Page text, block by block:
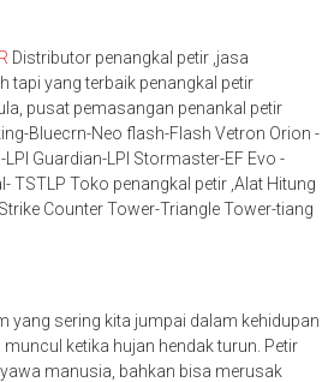
Distributor penangkal petir ,jasa
tapi yang terbaik penangkal petir
pusat pemasangan penankal petir
Bluecrn-Neo flash-Flash Vetron Orion -
Guardian-LPI Stormaster-EF Evo -
TSTLP Toko penangkal petir ,Alat Hitung
Counter Tower-Triangle Tower-tiang
yang sering kita jumpai dalam kehidupan
ketika hujan hendak turun. Petir
manusia, bahkan bisa merusak